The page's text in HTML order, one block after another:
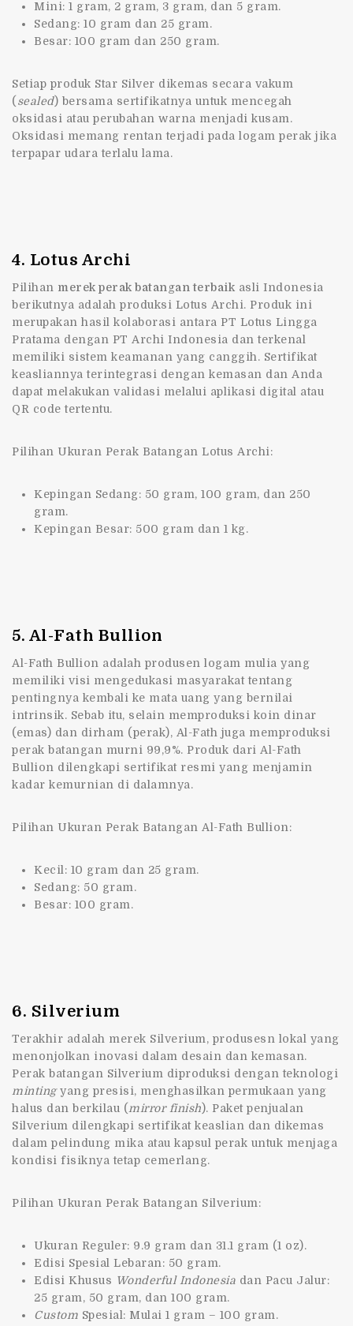
Mini: 1 gram, 2 gram, 3 gram, dan 5 gram.
Sedang: 10 gram dan 25 gram.
Besar: 100 gram dan 250 gram.
Setiap produk Star Silver dikemas secara vakum
( sealed) bersama sertifikatnya untuk mencegah
oksidasi atau perubahan warna menjadi kusam.
Oksidasi memang rentan terjadi pada logam perak jika
terpapar udara terlalu lama.
4. Lotus Archi
Pilihan merek perak batangan terbaik asli Indonesia
berikutnya adalah produksi Lotus Archi. Produk ini
merupakan hasil kolaborasi antara PT Lotus Lingga
Pratama dengan PT Archi Indonesia dan terkenal
memiliki sistem keamanan yang canggih. Sertifikat
keasliannya terintegrasi dengan kemasan dan Anda
dapat melakukan validasi melalui aplikasi digital atau
QR code tertentu.
Pilihan Ukuran Perak Batangan Lotus Archi:
Kepingan Sedang: 50 gram, 100 gram, dan 250
gram.
Kepingan Besar: 500 gram dan 1 kg.
5. Al-Fath Bullion
Al-Fath Bullion adalah produsen logam mulia yang
memiliki visi mengedukasi masyarakat tentang
pentingnya kembali ke mata uang yang bernilai
intrinsik. Sebab itu, selain memproduksi koin dinar
(emas) dan dirham (perak), Al-Fath juga memproduksi
perak batangan murni 99,9%. Produk dari Al-Fath
Bullion dilengkapi sertifikat resmi yang menjamin
kadar kemurnian di dalamnya.
Pilihan Ukuran Perak Batangan Al-Fath Bullion:
Kecil: 10 gram dan 25 gram.
Sedang: 50 gram.
Besar: 100 gram.
6. Silverium
Terakhir adalah merek Silverium, produsesn lokal yang
menonjolkan inovasi dalam desain dan kemasan.
Perak batangan Silverium diproduksi dengan teknologi
mintingyang presisi, menghasilkan permukaan yang
halus dan berkilau ( mirror finish). Paket penjualan
Silverium dilengkapi sertifikat keaslian dan dikemas
dalam pelindung mika atau kapsul perak untuk menjaga
kondisi fisiknya tetap cemerlang.
Pilihan Ukuran Perak Batangan Silverium:
Ukuran Reguler: 9.9 gram dan 31.1 gram (1 oz).
Edisi Spesial Lebaran: 50 gram.
Edisi Khusus Wonderful Indonesia dan Pacu Jalur:
25 gram, 50 gram, dan 100 gram.
Custom Spesial: Mulai 1 gram – 100 gram.